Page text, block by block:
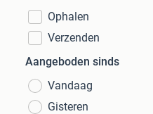
Ophalen
Verzenden
Aangeboden sinds
Vandaag
Gisteren